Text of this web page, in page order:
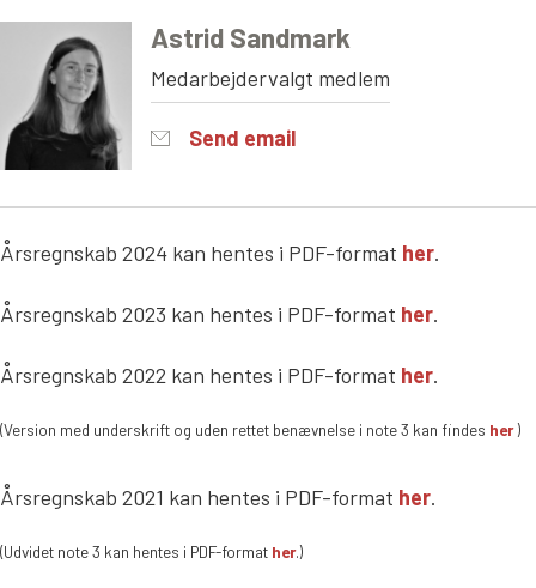
Astrid Sandmark
Medarbejdervalgt medlem
Send email
Årsregnskab 2024 kan hentes i PDF-format her.
Årsregnskab 2023 kan hentes i PDF-format her.
Årsregnskab 2022 kan hentes i PDF-format her.
(Version med underskrift og uden rettet benævnelse i note 3 kan findes her)
Årsregnskab 2021 kan hentes i PDF-format her.
(Udvidet note 3 kan hentes i PDF-format her.)